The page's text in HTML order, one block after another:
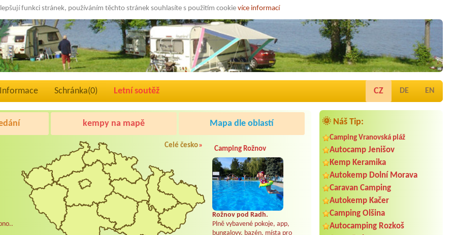
funkci stránek, používáním těchto stránek souhlasíte s použitím cookie více informací
Informace Schránka(0) Letní soutěž CZ DE EN
🌞 Náš Tip:
Camping Vranovská pláž
Autocamp Jenišov
Kemp Keramika
Autokemp Dolní Morava
Caravan Camping
Autokemp Kačer
Camping Olšina
Autocamping Rozkoš
kempy na mapě Mapa dle oblastí
Celé česko» Camping Rožnov
Rožnov pod Radh.
Plně vybavené pokoje, app,
bungalovy, bazén, místa pro